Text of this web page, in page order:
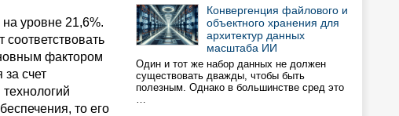
уровне 21,6%.
фактором
счет
то его
Конвергенция файлового и
объектного хранения для
архитектур данных
масштаба ИИ
Один и тот же набор данных не должен
существовать дважды, чтобы быть
полезным. Однако в большинстве сред это
…